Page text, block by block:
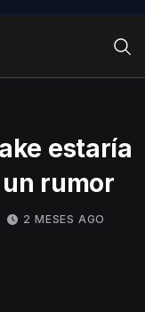
estaría
rumor
2 MESES AGO